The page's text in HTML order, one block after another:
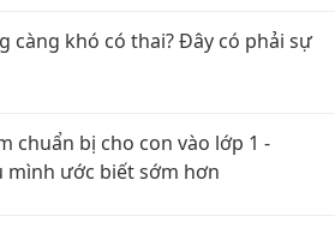
càng khó có thai? Đây có phải sự
chuẩn bị cho con vào lớp 1 -
mình ước biết sớm hơn